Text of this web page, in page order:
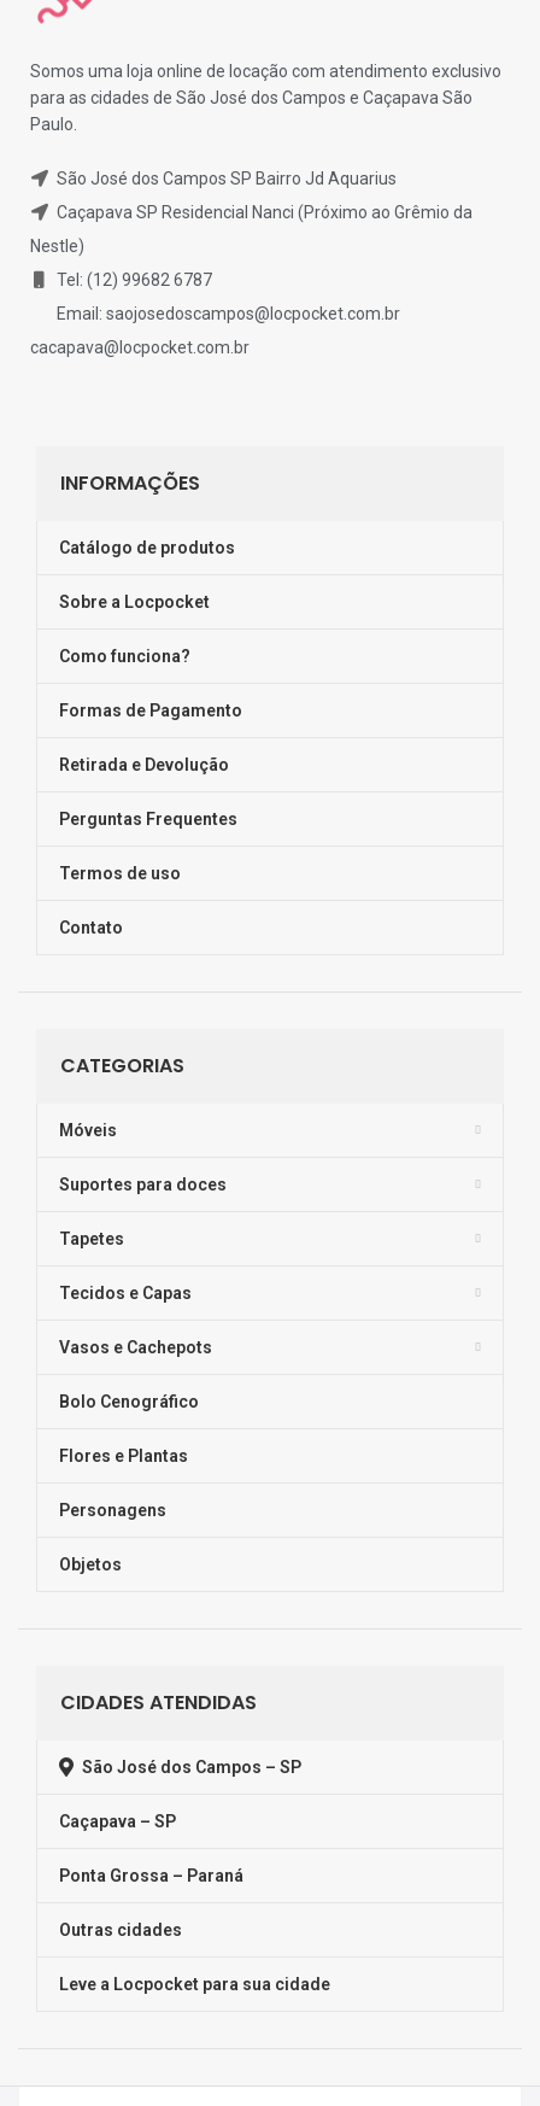
Somos uma loja online de locação com atendimento exclusivo
para as cidades de São José dos Campos e Caçapava São
Paulo.
São José dos Campos SP Bairro Jd Aquarius
Caçapava SP Residencial Nanci (Próximo ao Grêmio da
Nestle)
Tel: (12) 99682 6787
Email:saojosedoscampos@locpocket.com.br
cacapava@locpocket.com.br
INFORMAÇÕES
Catálogo de produtos
Sobre a Locpocket
Como funciona?
Formas de Pagamento
Retirada e Devolução
Perguntas Frequentes
Termos de uso
Contato
CATEGORIAS
Móveis
Suportes para doces
Tapetes
Tecidos e Capas
Vasos e Cachepots
Bolo Cenográfico
Flores e Plantas
Personagens
Objetos
CIDADES ATENDIDAS
São José dos Campos – SP
Caçapava – SP
Ponta Grossa – Paraná
Outras cidades
Leve a Locpocket para sua cidade